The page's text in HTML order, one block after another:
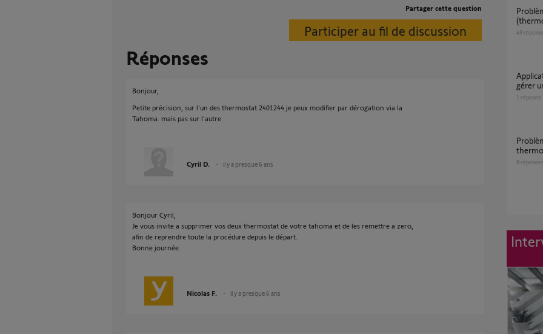
Partager cette question
Participer au fil de discussion
Réponses
Bonjour,
Petite précision, sur l'un des thermostat 2401244 je peux modifier par dérogation via la
Tahoma. mais pas sur l'autre
Cyril D. il y a presque 6 ans
Bonjour Cyril,
Je vous invite a supprimer vos deux thermostat de votre tahoma et de les remettre a zero,
afin de reprendre toute la procédure depuis le départ.
Bonne journée.
Nicolas F. il y a presque 6 ans
Problème TaHoma et PAC Alfea Duo
49
Application Thermostat ou Tahoma pour
gérer
1 réponse
Problème d'association TaHoma v2 et
8 réponses